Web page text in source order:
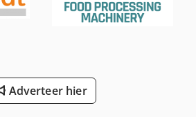
Adverteer hier